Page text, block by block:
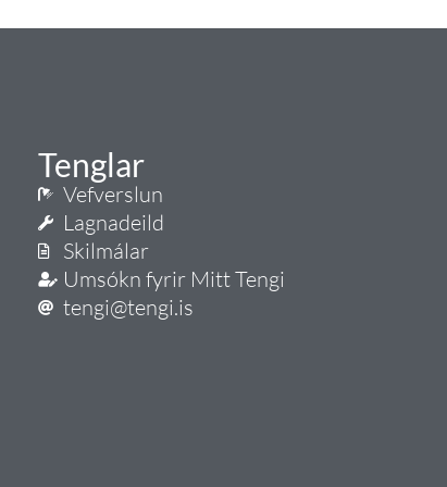
Tenglar
Vefverslun
Lagnadeild
Skilmálar
Umsókn fyrir Mitt Tengi
tengi@tengi.is